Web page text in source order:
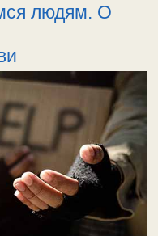
людям. О